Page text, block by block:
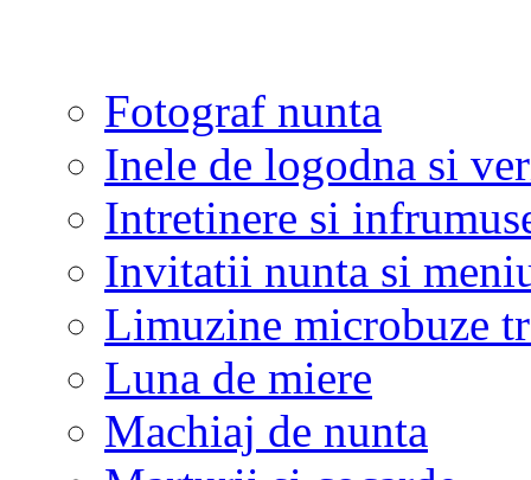
Fotograf nunta
Inele de logodna si
Intretinere si
Invitatii nunta si
Limuzine microbuze
Luna de miere
Machiaj de nunta